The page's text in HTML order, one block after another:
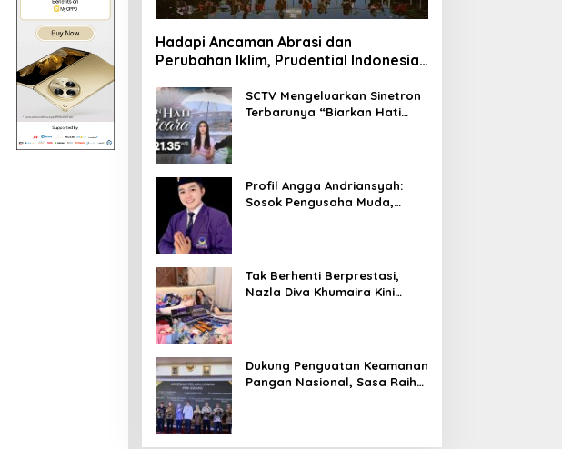
Hadapi Ancaman Abrasi dan
Perubahan Iklim, Prudential Indonesia
Jakarta
SCTV Mengeluarkan Sinetron
Terbarunya “Biarkan Hati
Profil Angga Andriansyah:
Sosok Pengusaha Muda,
Tak Berhenti Berprestasi,
Nazla Diva Khumaira Kini
Dukung Penguatan Keamanan
Pangan Nasional, Sasa Raih